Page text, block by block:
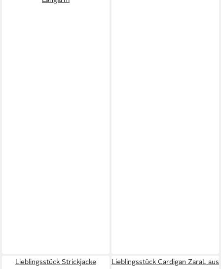
Lieblingsstück Strickjacke
Lieblingsstück Cardigan ZaraL aus